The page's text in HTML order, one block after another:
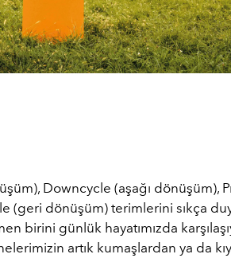
Downcycle (aşağı dönüşüm),
(geri dönüşüm) terimlerini sıkça
birini günlük hayatımızda
artık kumaşlardan ya da